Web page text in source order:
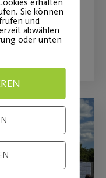
Sie können
und
abwählen
oder unten